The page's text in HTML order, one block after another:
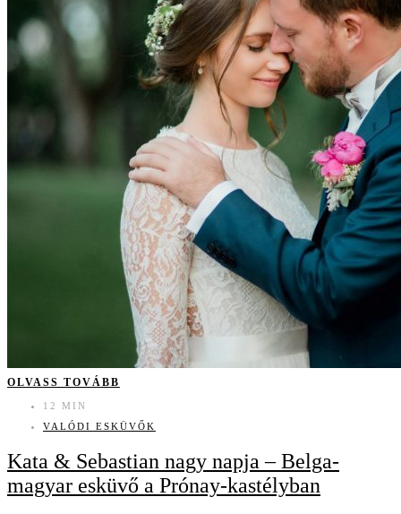
OLVASS TOVÁBB
12 MIN
VALÓDI ESKÜVŐK
Kata & Sebastian nagy napja – Belga-
magyar esküvő a Prónay-kastélyban